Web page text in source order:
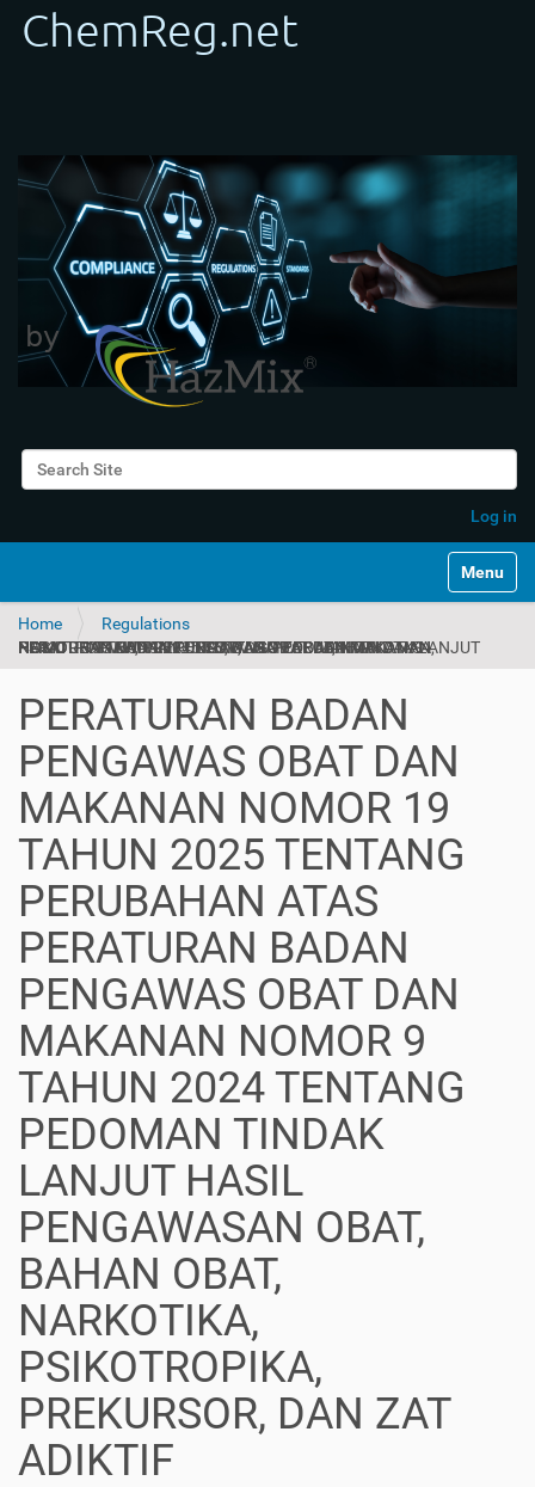
Search Site
Log in
Toggle
Home
Regulations
PERATURAN BADAN PENGAWAS OBAT DAN MAKANAN NOMOR 19 TAHUN 2025 TENTANG PERUBAHAN ATAS PERATURAN BADAN PENGAWAS OBAT DAN MAKANAN NOMOR 9 TAHUN 2024 TENTANG PEDOMAN TINDAK LANJUT HASIL PENGAWASAN OBAT, BAHAN OBAT, NARKOTIKA, PSIKOTROPIKA, PREKURSOR, DAN ZAT ADIKTIF
PERATURAN BADAN
PENGAWAS OBAT DAN
MAKANAN NOMOR 19
TAHUN 2025 TENTANG
PERUBAHAN ATAS
PERATURAN BADAN
PENGAWAS OBAT DAN
MAKANAN NOMOR 9
TAHUN 2024 TENTANG
PEDOMAN TINDAK
LANJUT HASIL
PENGAWASAN OBAT,
BAHAN OBAT,
NARKOTIKA,
PSIKOTROPIKA,
PREKURSOR, DAN ZAT
ADIKTIF